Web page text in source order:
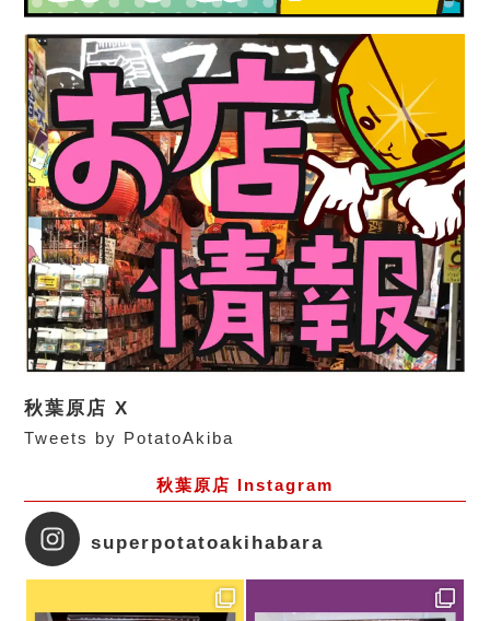
秋葉原店 X
Tweets by PotatoAkiba
秋葉原店 Instagram
superpotatoakihabara